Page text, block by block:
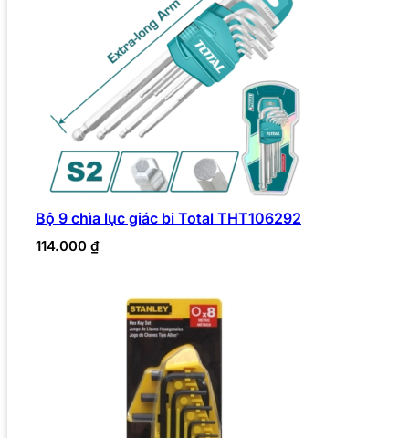
Bộ 9 chìa lục giác bi Total THT106292
114.000 ₫